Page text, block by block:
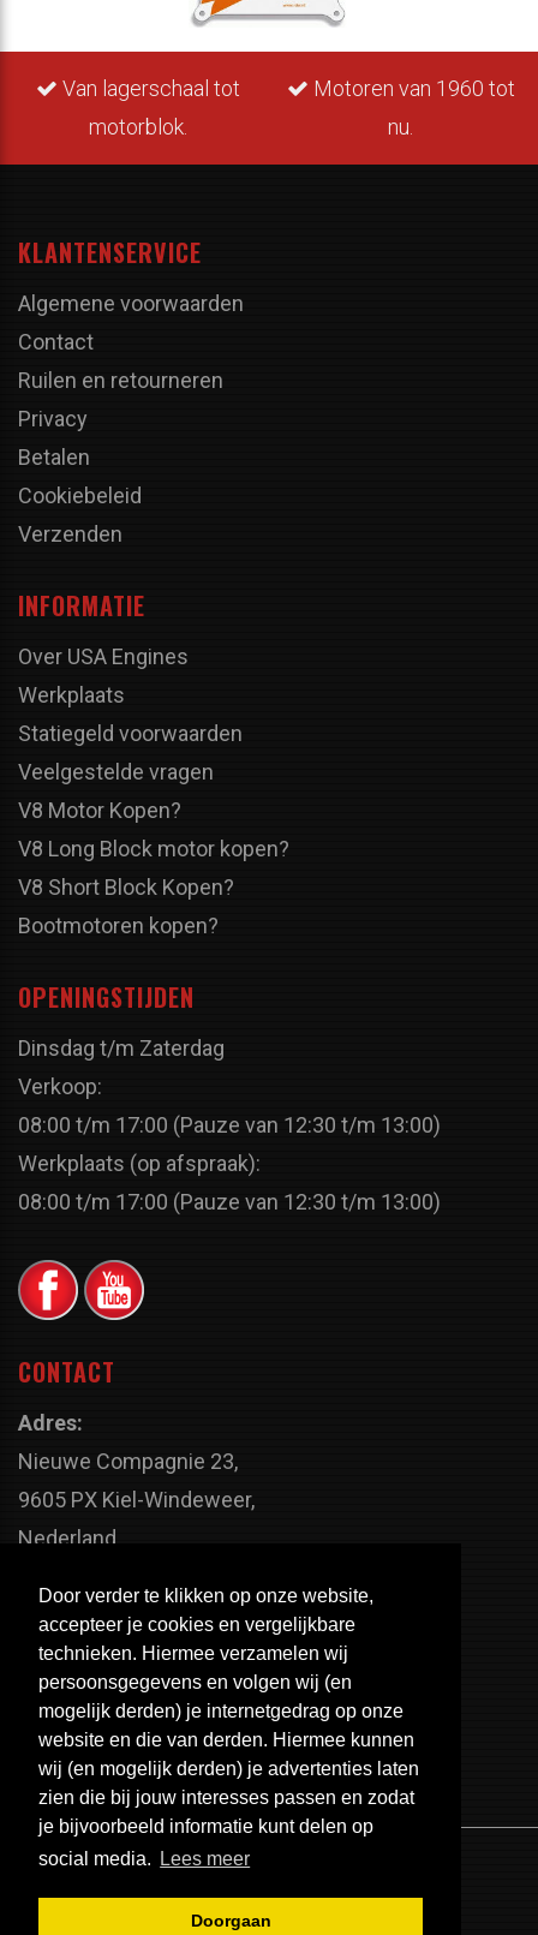
Door verder te klikken op onze website,
accepteer je cookies en vergelijkbare
technieken. Hiermee verzamelen wij
persoonsgegevens en volgen wij (en
mogelijk derden) je internetgedrag op onze
website en die van derden. Hiermee kunnen
wij (en mogelijk derden) je advertenties laten
zien die bij jouw interesses passen en zodat
je bijvoorbeeld informatie kunt delen op
social media.
Lees meer
Doorgaan
Van lagerschaal tot
motorblok.
Motoren van 1960 tot
nu.
KLANTENSERVICE
Algemene voorwaarden
Contact
Ruilen en retourneren
Privacy
Betalen
Cookiebeleid
Verzenden
INFORMATIE
Over USA Engines
Werkplaats
Statiegeld voorwaarden
Veelgestelde vragen
V8 Motor Kopen?
V8 Long Block motor kopen?
V8 Short Block Kopen?
Bootmotoren kopen?
OPENINGSTIJDEN
Dinsdag t/m Zaterdag
Verkoop:
08:00 t/m 17:00 (Pauze van 12:30 t/m 13:00)
Werkplaats (op afspraak):
08:00 t/m 17:00 (Pauze van 12:30 t/m 13:00)
CONTACT
Adres:
Nieuwe Compagnie 23,
9605 PX Kiel-Windeweer,
Nederland
+31 598 - 320 402
Telefoonnummer:
+31 598 - 350 330
Email:
info@usa-engines.com